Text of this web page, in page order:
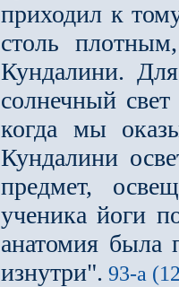
приходил к
столь
Кундалини.
солнечный
когда мы
Кундалини
предмет,
ученика йоги
анатомия была
изнутри". 93-а